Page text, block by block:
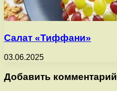
Салат «Тиффани»
03.06.2025
Добавить комментарий